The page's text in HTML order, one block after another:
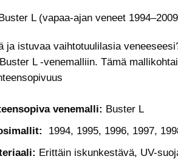
L (vapaa-ajan veneet
ja istuvaa vaihtotuulilasia
L -venemalliin. Tämä
venemalli: Buster L
1994, 1995, 1996, 1997,
Erittäin iskunkestävä, UV-